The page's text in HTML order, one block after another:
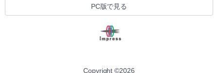
PC版で見る
Copyright ©2026